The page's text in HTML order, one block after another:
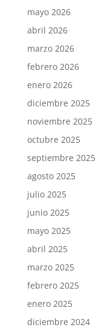
mayo 2026
abril 2026
marzo 2026
febrero 2026
enero 2026
diciembre 2025
noviembre 2025
octubre 2025
septiembre 2025
agosto 2025
julio 2025
junio 2025
mayo 2025
abril 2025
marzo 2025
febrero 2025
enero 2025
diciembre 2024